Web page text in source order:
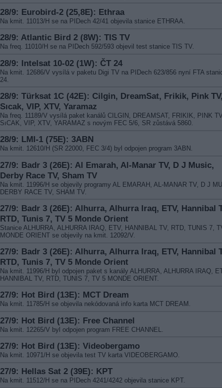
28/9: Eurobird-2 (25,8E): Ethraa
Na kmit. 11013/H se na PIDech 42/41 objevila stanice ETHRAA.
28/9: Atlantic Bird 2 (8W): TIS TV
Na freq. 11010/H se na PIDech 592/593 objevil test stanice TIS TV.
28/9: Intelsat 10-02 (1W): ČT 24
Na kmit. 12686/V vysílá v paketu Digi TV na PIDech 623/856 nyní FTA
24.
28/9: Türksat 1C (42E): Cilgin, DreamSat, Frikik, Pink
Sıcak, VIP, XTV, Yaramaz
Na freq. 11189/V vysílá paket kanálů CILGIN, DREAMSAT, FRIKIK, PINK
SıCAK, VIP, XTV, YARAMAZ s novým FEC 5/6, SR zůstává 5860.
28/9: LMI-1 (75E): 3ABN
Na kmit. 12610/H (SR 22000, FEC 3/4) byl odpojen program 3ABN.
27/9: Badr 3 (26E): Al Emarah, Al-Manar TV, D J Music,
Derby Race TV, Sham TV
Na kmit. 11996/H se objevily programy AL EMARAH, AL-MANAR TV, D J
DERBY RACE TV, SHAM TV.
27/9: Badr 3 (26E): Alhurra, Alhurra Iraq, ETV, Hannibal
RTD, Tunis 7, TV 5 Monde Orient
Stanice ALHURRA, ALHURRA IRAQ, ETV, HANNIBAL TV, RTD, TUNIS 7,
MONDE ORIENT se objevily na kmit. 12092/V.
27/9: Badr 3 (26E): Alhurra, Alhurra Iraq, ETV, Hannibal
RTD, Tunis 7, TV 5 Monde Orient
Na kmit. 11996/H byl odpojen paket s kanály ALHURRA, ALHURRA IRAQ,
HANNIBAL TV, RTD, TUNIS 7, TV 5 MONDE ORIENT.
27/9: Hot Bird (13E): MCT Dream
Na kmit. 11785/H se objevila nekódovaná info karta MCT DREAM.
27/9: Hot Bird (13E): Free Channel
Na kmit. 12265/V byl odpojen program FREE CHANNEL.
27/9: Hot Bird (13E): Videobergamo
Na kmit. 10971/H se objevila test TV karta VIDEOBERGAMO.
27/9: Hellas Sat 2 (39E): KPT
Na kmit. 11512/H se na PIDech 4241/4242 objevila stanice KPT.